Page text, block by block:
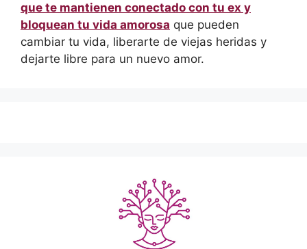
que te mantienen conectado con tu ex y
bloquean tu vida amorosa que pueden
cambiar tu vida, liberarte de viejas heridas y
dejarte libre para un nuevo amor.